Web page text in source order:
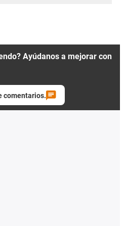
Ayúdanos a mejorar con
comentarios.